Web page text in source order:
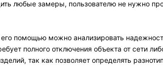
любые замеры, пользователю не нужно
помощью можно анализировать
полного отключения объекта от сети
так как позволяет определять